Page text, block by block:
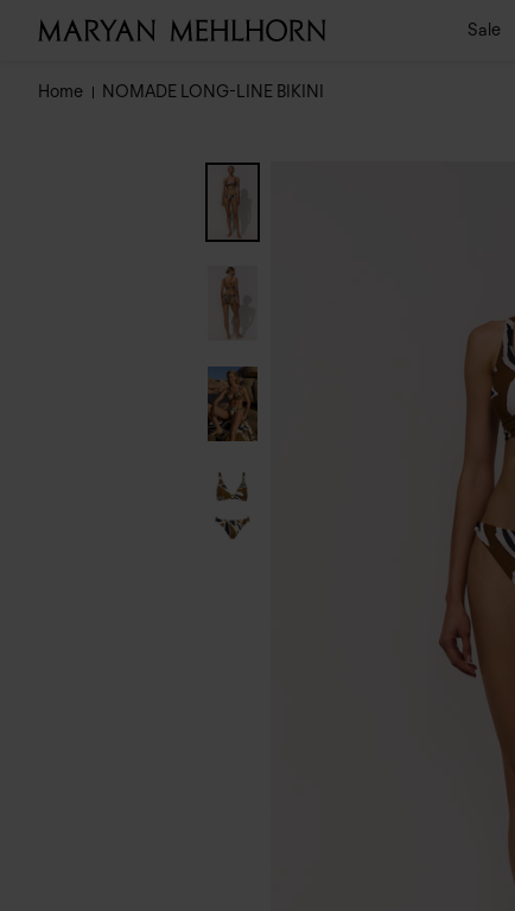
Sale
Home NOMADE LONG-LINE BIKINI